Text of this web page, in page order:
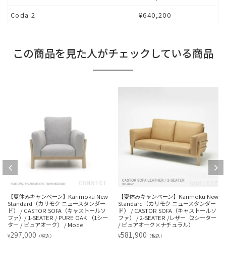
Coda 2
¥640,200
この商品を見た人がチェックしている商品
【夏休みキャンペーン】Karimoku New
Standard（カリモク ニュースタンダー
ド） / CASTOR SOFA（キャストールソ
ファ）/ 1-SEATER / PURE OAK （1シー
ター / ピュアオーク） / Mode
¥297,000 （税込）
【夏休みキャンペーン】Karimoku New
Standard（カリモク ニュースタンダー
ド） / CASTOR SOFA（キャストールソ
ファ） / 2-SEATER /レザー（2シーター
/ ピュアオーク×ナチュラル）
¥581,900 （税込）